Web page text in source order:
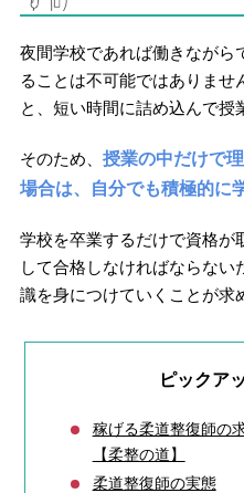
夜間学校であれば働きながら
ることは不可能ではありませ
と、短い時間に詰め込んで授
そのため、 授業の中だけで
場合は、自分でも積極的に
学校を卒業するだけで資格が
して合格しなければならな
識を身につけていくことが求
ピックア
稼げる柔道整復師の
【柔整の道】
柔道整復師の実態